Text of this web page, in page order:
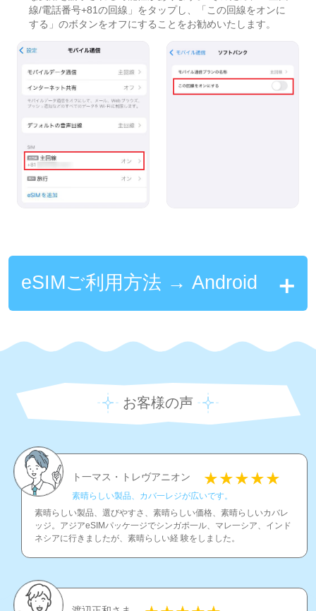
線/電話番号+81の回線」をタップし、「この回線をオンに
する」のボタンをオフにすることをお勧めいたします。
eSIMご利用方法 → Android
お客様の声
ト一マス・トレヴアニオン
素晴らしい製品、カバ一レジが広いです。
素晴らしい製品、選びやすさ、素晴らしい価格、素晴らしいカバレ
ッジ。アジアeSIMパッケ一ジでシンガポ一ル、マレ一シア、インド
ネシアに行きましたが、素晴らしい経 験をしました。